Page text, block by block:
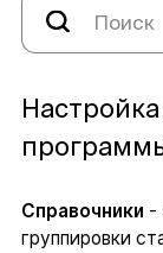
Справочники -
группировки